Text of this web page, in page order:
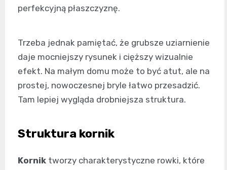
perfekcyjną płaszczyznę.
Trzeba jednak pamiętać, że grubsze uziarnienie
daje mocniejszy rysunek i cięższy wizualnie
efekt. Na małym domu może to być atut, ale na
prostej, nowoczesnej bryle łatwo przesadzić.
Tam lepiej wygląda drobniejsza struktura.
Struktura kornik
Kornik tworzy charakterystyczne rowki, które